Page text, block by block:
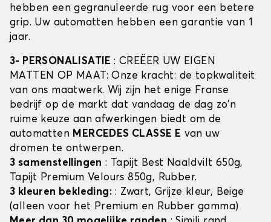
hebben een gegranuleerde rug voor een betere
grip. Uw automatten hebben een garantie van 1
jaar.
3- PERSONALISATIE: CREËER UW EIGEN
MATTEN OP MAAT: Onze kracht: de topkwaliteit
van ons maatwerk. Wij zijn het enige Franse
bedrijf op de markt dat vandaag de dag zo'n
ruime keuze aan afwerkingen biedt om de
automatten MERCEDES CLASSE E van uw
dromen te ontwerpen.
3 samenstellingen : Tapijt Best Naaldvilt 650g,
Tapijt Premium Velours 850g, Rubber.
3 kleuren bekleding: : Zwart, Grijze kleur, Beige
(alleen voor het Premium en Rubber gamma)